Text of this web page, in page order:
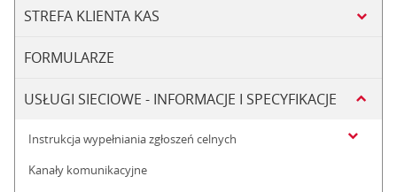
STREFA KLIENTA KAS
FORMULARZE
USŁUGI SIECIOWE - INFORMACJE I SPECYFIKACJE
Instrukcja wypełniania zgłoszeń celnych
Kanały komunikacyjne